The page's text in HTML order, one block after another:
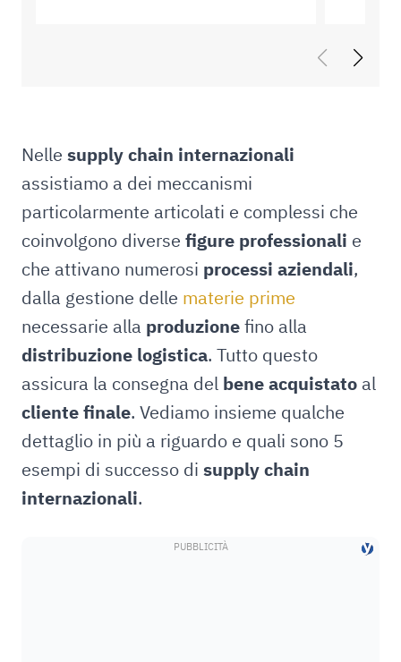
Nelle supply chain internazionali
assistiamo a dei meccanismi
particolarmente articolati e complessi che
coinvolgono diverse figure professionali e
che attivano numerosi processi aziendali,
dalla gestione delle materie prime
necessarie alla produzionefino alla
distribuzione logistica. Tutto questo
assicura la consegna del bene acquistato al
cliente finale. Vediamo insieme qualche
dettaglio in più a riguardo e quali sono 5
esempi di successo di supply chain
internazionali.